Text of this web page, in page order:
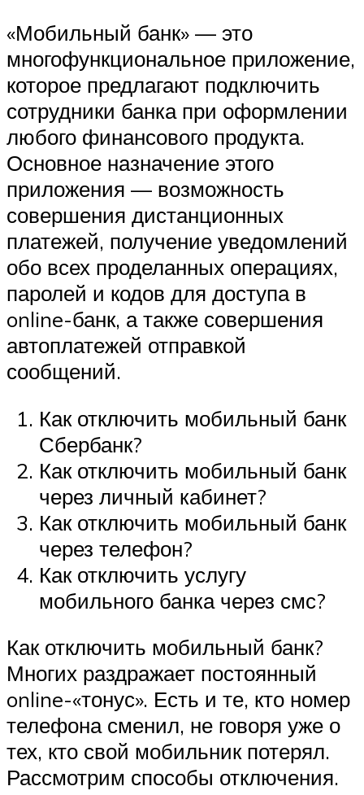
«Мобильный банк» — это
многофункциональное приложение,
которое предлагают подключить
сотрудники банка при оформлении
любого финансового продукта.
Основное назначение этого
приложения — возможность
совершения дистанционных
платежей, получение уведомлений
обо всех проделанных операциях,
паролей и кодов для доступа в
online-банк, а также совершения
автоплатежей отправкой
сообщений.
Как отключить мобильный банк
Сбербанк?
Как отключить мобильный банк
через личный кабинет?
Как отключить мобильный банк
через телефон?
Как отключить услугу
мобильного банка через смс?
Как отключить мобильный банк?
Многих раздражает постоянный
online-«тонус». Есть и те, кто номер
телефона сменил, не говоря уже о
тех, кто свой мобильник потерял.
Рассмотрим способы отключения.